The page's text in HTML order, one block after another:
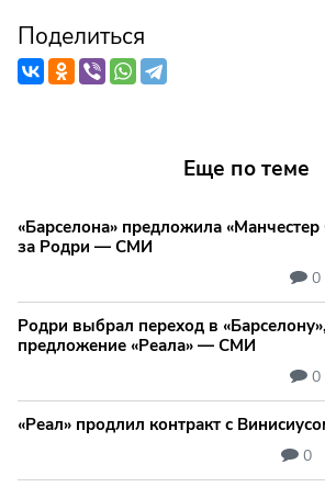
Поделиться
Еще по теме
«Барселона» предложила
за Родри — СМИ
0
Родри выбрал переход в
предложение «Реала» — СМИ
0
«Реал» продлил контракт с
0